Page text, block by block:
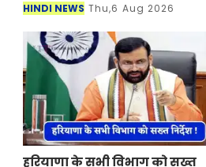
HINDI NEWS Thu,6 Aug 2026
हरियाणा के सभी विभाग को सख्त